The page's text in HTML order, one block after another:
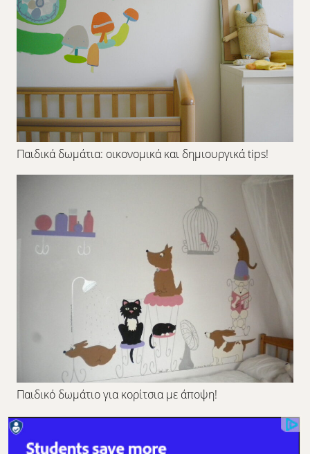
Παιδικά δωμάτια: οικονομικά και δημιουργικά tips!
Παιδικό δωμάτιο για κορίτσια με άποψη!